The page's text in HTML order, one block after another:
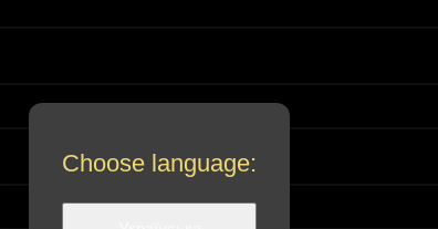
Choose language: